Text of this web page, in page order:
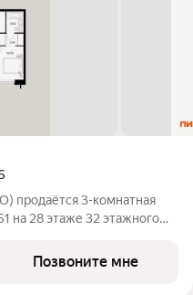
продаётся 3-комнатная
на 28 этаже 32 этажного
до станций метро
Позвоните мне